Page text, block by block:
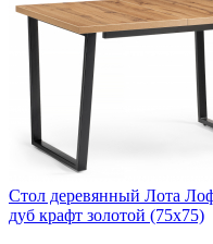
Стол деревянный Лота
дуб крафт золотой (75x75)